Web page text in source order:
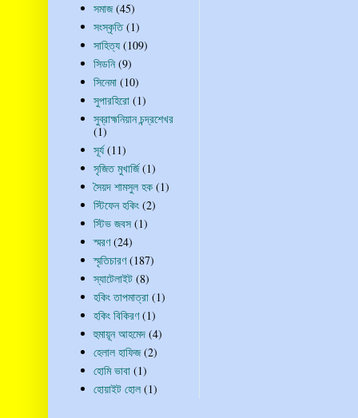
সমাজ (45)
সংস্কৃতি (1)
সাহিত্য (109)
সিডনি (9)
সিনেমা (10)
সুপারহিরো (1)
সুব্রাহ্মনিয়ান চন্দ্রশেখর
(1)
সূর্য (11)
সৃজিত মুখার্জি (1)
সৈয়দ শামসুল হক (1)
স্টিফেন হকিং (2)
স্টিভ জবস (1)
স্মরণ (24)
স্মৃতিচারণ (187)
স্যাটেলাইট (8)
হকিং তাপমাত্রা (1)
হকিং বিকিরণ (1)
হুমায়ূন আহমেদ (4)
হেলাল হাফিজ (2)
হোমি ভাবা (1)
হোয়াইট হোল (1)